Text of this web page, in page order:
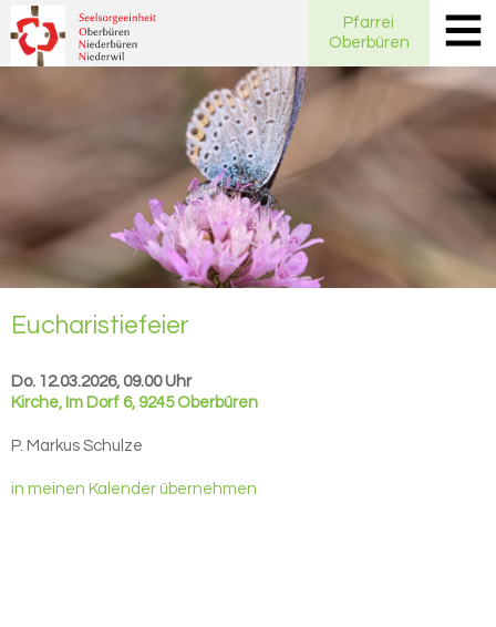
Pfarrei
Oberbüren
Eu­cha­ris­tie­fei­er
Do. 12.03.2026, 09.00 Uhr
Kirche, Im Dorf 6, 9245 Oberbüren
P. Markus Schulze
in meinen Kalender übernehmen